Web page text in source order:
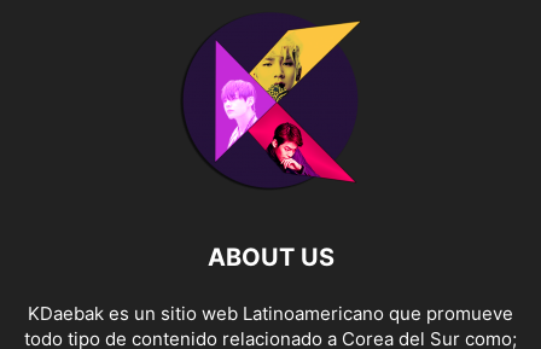
ABOUT US
KDaebak es un sitio web Latinoamericano que promueve
todo tipo de contenido relacionado a Corea del Sur como;